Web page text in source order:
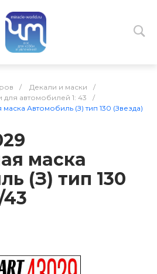
/ Декали и маски
/
для автомобилей 1: 43
/
Автомобиль (З) тип 130 (Звезда)
маска
(З) тип 130
43